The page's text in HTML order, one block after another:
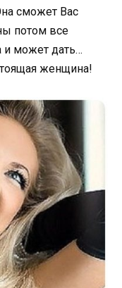
сможет Вас
потом все
и может дать…
женщина!